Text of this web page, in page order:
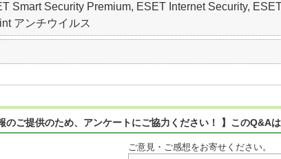
Smart Security Premium, ESET Internet Security,
アンチウイルス
のご提供のため、アンケートにご協力ください！ 】このQ&A
ご意見・ご感想をお寄せください。